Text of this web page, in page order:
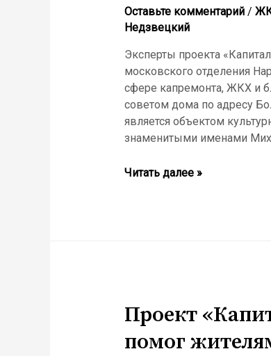
Оставьте комментарий /
Недзвецкий
Эксперты проекта
московского отделения
сфере капремонта, ЖКХ и
советом дома по адресу
является объектом
знаменитыми именами
Проект
обращений
жителей
Москвы,
Читать далее »
Проект
помог